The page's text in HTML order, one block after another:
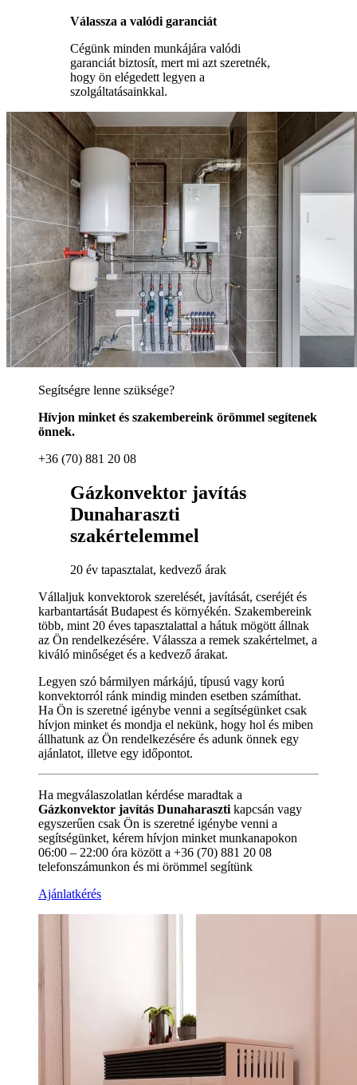
Válassza a valódi garanciát
Cégünk minden munkájára valódi
garanciát biztosít, mert mi azt szeretnék,
hogy ön elégedett legyen a
szolgáltatásainkkal.
Segítségre lenne szüksége?
Hívjon minket és szakembereink örömmel segítenek
önnek.
+36 (70) 881 20 08
Gázkonvektor javítás
Dunaharaszti
szakértelemmel
20 év tapasztalat, kedvező árak
Vállaljuk konvektorok szerelését, javítását, cseréjét és
karbantartását Budapest és környékén. Szakembereink
több, mint 20 éves tapasztalattal a hátuk mögött állnak
az Ön rendelkezésére. Válassza a remek szakértelmet, a
kiváló minőséget és a kedvező árakat.
Legyen szó bármilyen márkájú, típusú vagy korú
konvektorról ránk mindig minden esetben számíthat.
Ha Ön is szeretné igénybe venni a segítségünket csak
hívjon minket és mondja el nekünk, hogy hol és miben
állhatunk az Ön rendelkezésére és adunk önnek egy
ajánlatot, illetve egy időpontot.
Ha megválaszolatlan kérdése maradtak a
Gázkonvektor javítás Dunaharaszti kapcsán vagy
egyszerűen csak Ön is szeretné igénybe venni a
segítségünket, kérem hívjon minket munkanapokon
06:00 – 22:00 óra között a +36 (70) 881 20 08
telefonszámunkon és mi örömmel segítünk
Ajánlatkérés